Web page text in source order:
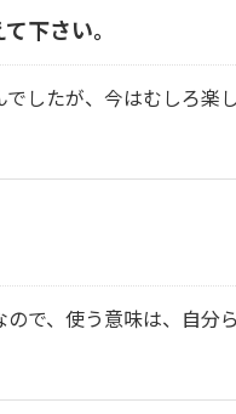
下さい。
したが、今はむしろ楽
で、使う意味は、自分